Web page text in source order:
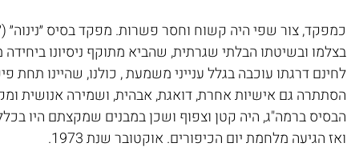
כמפקד, צור שפי היה קשוח וחסר פשרות. מפקד בסיס ״נינוה״
לחינם דרגתו עוכבה בגלל ענייני משמעת , כולנו, שהיינו תחת
הסתתרה גם אישיות אחרת, דואגת, אבהית, ושמירה אנושית
הבסיס ברמה"ג, היה קטן וצפוף ושכן במבנים שמקצתם היו
ואז הגיעה מלחמת יום הכיפורים. אוקטובר שנת 1973.